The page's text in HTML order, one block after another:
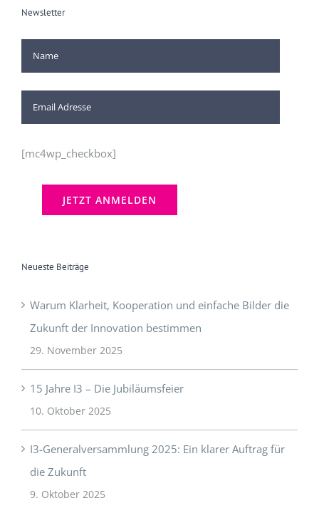
Newsletter
[mc4wp_checkbox]
Neueste Beiträge
Warum Klarheit, Kooperation und einfache Bilder die
Zukunft der Innovation bestimmen
29. November 2025
15 Jahre I3 – Die Jubiläumsfeier
10. Oktober 2025
I3-Generalversammlung 2025: Ein klarer Auftrag für
die Zukunft
9. Oktober 2025